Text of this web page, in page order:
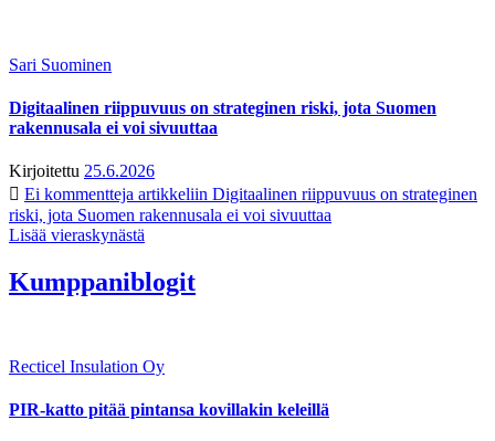
Sari Suominen
Digitaalinen riippuvuus on strateginen riski, jota Suomen
rakennusala ei voi sivuuttaa
Kirjoitettu 25.6.2026
Ei kommentteja artikkeliin Digitaalinen riippuvuus on strateginen
riski, jota Suomen rakennusala ei voi sivuuttaa
Lisää vieraskynästä
Kumppaniblogit
Recticel Insulation Oy
PIR-katto pitää pintansa kovillakin keleillä